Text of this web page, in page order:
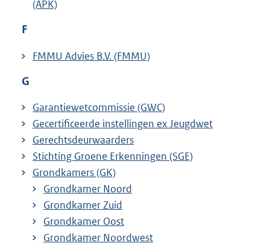
(APK)
F
FMMU Advies B.V. (FMMU)
G
Garantiewetcommissie (GWC)
Gecertificeerde instellingen ex Jeugdwet
Gerechtsdeurwaarders
Stichting Groene Erkenningen (SGE)
Grondkamers (GK)
Grondkamer Noord
Grondkamer Zuid
Grondkamer Oost
Grondkamer Noordwest